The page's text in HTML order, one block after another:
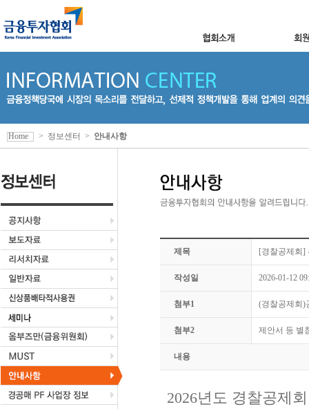
Home > 정보센터 > 안내사항
제목 [경찰공제회]
작성일 2026-01-12
첨부1 (경찰공제회)
첨부2 제안서 등 별
내용
2026년도 경찰공제